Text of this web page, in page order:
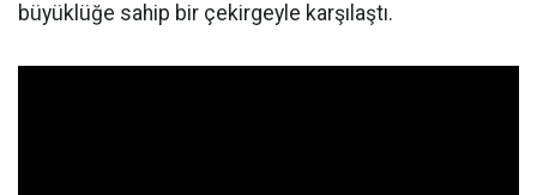
büyüklüğe sahip bir çekirgeyle karşılaştı.